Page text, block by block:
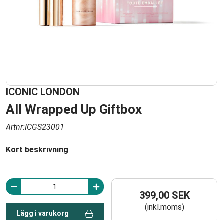
ICONIC LONDON
All Wrapped Up Giftbox
Artnr:ICGS23001
Kort beskrivning
Lägg i varukorg
399,00 SEK
(inkl.moms)